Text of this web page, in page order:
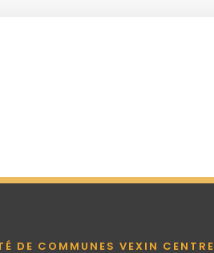
DE COMMUNES VEXIN CENTRE